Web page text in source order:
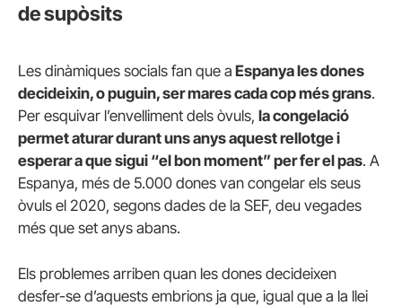
de supòsits
Les dinàmiques socials fan que a Espanya les dones
decideixin, o puguin, ser mares cada cop més grans.
Per esquivar l’envelliment dels òvuls, la congelació
permet aturar durant uns anys aquest rellotge i
esperar a que sigui “el bon moment” per fer el pas. A
Espanya, més de 5.000 dones van congelar els seus
òvuls el 2020, segons dades de la SEF, deu vegades
més que set anys abans.
Els problemes arriben quan les dones decideixen
desfer-se d’aquests embrions ja que, igual que a la llei